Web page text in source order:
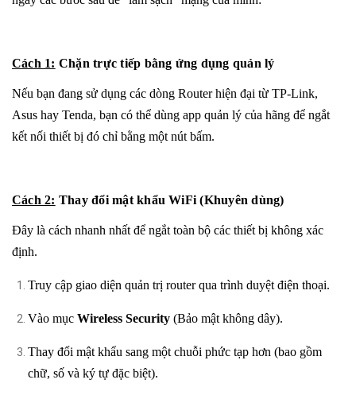
Cách 1: Chặn trực tiếp bằng ứng dụng quản lý
Nếu bạn đang sử dụng các dòng Router hiện đại từ TP-Link,
Asus hay Tenda, bạn có thể dùng app quản lý của hãng để ngắt
kết nối thiết bị đó chỉ bằng một nút bấm.
Cách 2: Thay đổi mật khẩu WiFi (Khuyên dùng)
Đây là cách nhanh nhất để ngắt toàn bộ các thiết bị không xác
định.
Truy cập giao diện quản trị router qua trình duyệt điện thoại.
Vào mục Wireless Security (Bảo mật không dây).
Thay đổi mật khẩu sang một chuỗi phức tạp hơn (bao gồm
chữ, số và ký tự đặc biệt).